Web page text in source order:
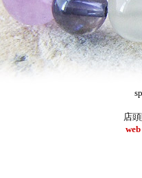
店